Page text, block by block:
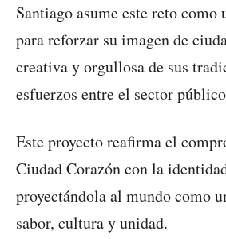
Santiago asume este reto como
para reforzar su imagen de
creativa y orgullosa de sus
esfuerzos entre el sector
Este proyecto reafirma el
Ciudad Corazón con la
proyectándola al mundo como
sabor, cultura y unidad.